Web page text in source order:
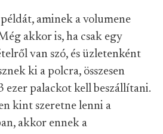
aminek a volumene
akkor is, ha csak egy
van szó, és üzletenként
ki a polcra, összesen
ezer palackot kell beszállítani.
kint szeretne lenni a
akkor ennek a